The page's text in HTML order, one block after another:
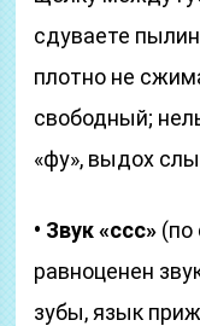
сдуваете
плотно не
свободный;
«фу», выдох
• Звук «ссс» (по
равноценен
зубы, язык